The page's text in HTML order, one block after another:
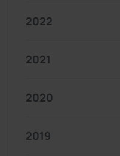
2022
2021
2020
2019